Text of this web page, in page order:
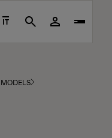
IT Search
MODELS